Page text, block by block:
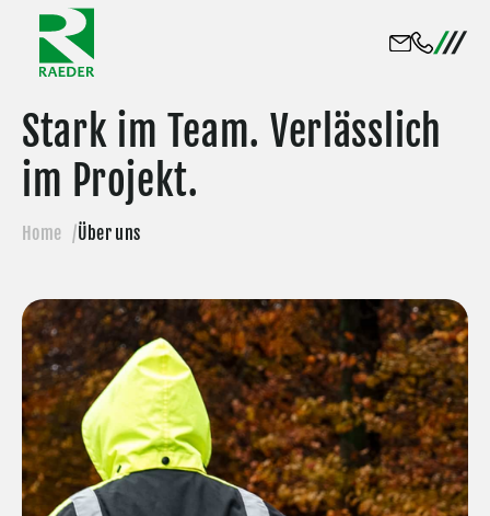
Stark im Team. Verlässlich
im Projekt.
Home Über uns